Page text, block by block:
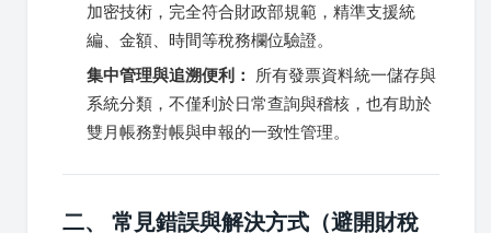
加密技術，完全符合財政部規範，精準支援統
編、金額、時間等稅務欄位驗證。
集中管理與追溯便利： 所有發票資料統一儲存與
系統分類，不僅利於日常查詢與稽核，也有助於
雙月帳務對帳與申報的一致性管理。
二、 常見錯誤與解決方式（避開財稅